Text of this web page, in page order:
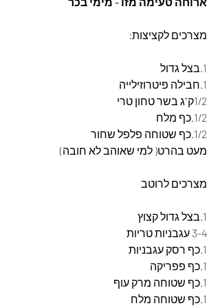
מצרכים לקציצות:
1.בצל גדול
1.חבילה פיטרוזילייה
1/2ק"ג בשר טחון טרי
1/2.כף מלח
1/2.כף שטוחה פלפל שחור
מעט בהרט( למי שאוהב לא חובה)
מצרכים לרוטב
1.בצל גדול קצוץ
3-4 עגבניות טריות
1.כף רסק עגבניות
1.כף פפריקה
1.כף שטוחה מרק עוף
1.כף שטוחה מלח